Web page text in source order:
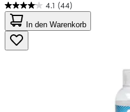
4.1 (44)
4.1
von
5
Sternen.
44
In den Warenkorb